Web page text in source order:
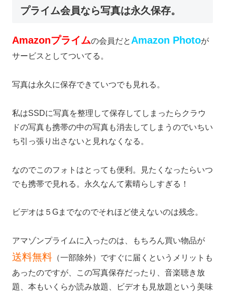
プライム会員なら写真は永久保存。
Amazonプライムの会員だと Amazon Photoが
サービスとしてついてる。
写真は永久に保存できていつでも見れる。
私はSSDに写真を整理して保存してしまったらクラウ
ドの写真も携帯の中の写真も消去してしまうのでいちい
ち引っ張り出さないと見れなくなる。
なのでこのフォトはとっても便利。見たくなったらいつ
でも携帯で見れる。永久なんて素晴らしすぎる！
ビデオは５Gまでなのでそれほど使えないのは残念。
アマゾンプライムに入ったのは、もちろん買い物品が
送料無料 （一部除外）ですぐに届くというメリットも
あったのですが、この写真保存だったり、音楽聴き放
題、本もいくらか読み放題、ビデオも見放題という美味